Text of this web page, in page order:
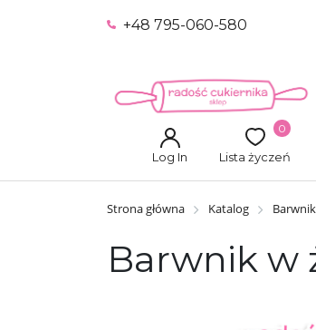
+48 795-060-580
Log In Lista życzeń
0
Strona główna Katalog
Barwnik w